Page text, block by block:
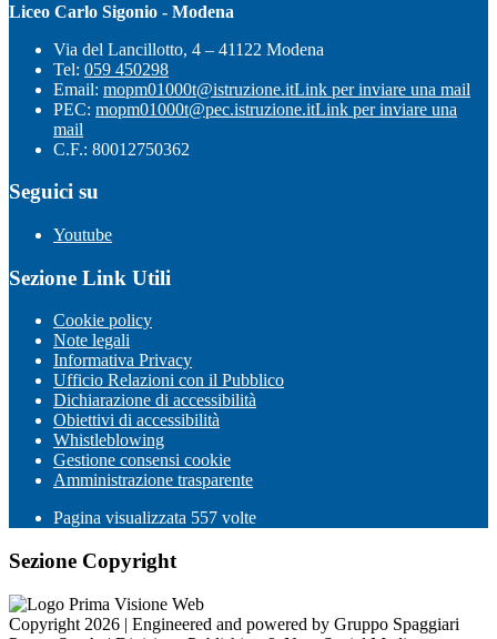
Liceo Carlo Sigonio - Modena
Via del Lancillotto, 4 – 41122 Modena
Tel: 059 450298
Email: mopm01000t@istruzione.itLink per inviare una mail
PEC: mopm01000t@pec.istruzione.itLink per inviare una
mail
C.F.: 80012750362
Seguici su
Youtube
Sezione Link Utili
Cookie policy
Note legali
Informativa Privacy
Ufficio Relazioni con il Pubblico
Dichiarazione di accessibilità
Obiettivi di accessibilità
Whistleblowing
Gestione consensi cookie
Amministrazione trasparente
Pagina visualizzata 557 volte
Sezione Copyright
Copyright 2026 | Engineered and powered by Gruppo Spaggiari